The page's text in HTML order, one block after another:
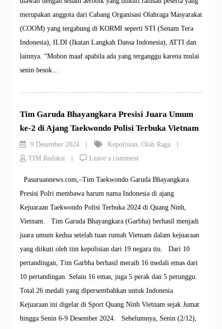
merupakan anggota dari Cabang Organisasi Olahraga Masyarakat
(COOM) yang tergabung di KORMI seperti STI (Senam Tera
Indonesia), ILDI (Ikatan Langkah Dansa Indonesia), ATTI dan
lainnya. “Mohon maaf apabila ada yang terganggu karena mulai
senin besok…
Tim Garuda Bhayangkara Presisi Juara Umum
ke-2 di Ajang Taekwondo Polisi Terbuka Vietnam
9 Desember 2024 Kepolisian, Olah Raga
TIM Redaksi
Leave a comment
Pasuruannews.com,–Tim Taekwondo Garuda Bhayangkara
Presisi Polri membawa harum nama Indonesia di ajang
Kejuaraan Taekwondo Polisi Terbuka 2024 di Quang Ninh,
Vietnam. Tim Garuda Bhayangkara (Garbha) berhasil menjadi
juara umum kedua setelah tuan rumah Vietnam dalam kejuaraan
yang diikuti oleh tim kepolisian dari 19 negara itu. Dari 10
pertandingan, Tim Garbha berhasil meraih 16 medali emas dari
10 pertandingan. Selain 16 emas, juga 5 perak dan 5 perunggu.
Total 26 medali yang dipersembahkan untuk Indonesia
Kejuaraan ini digelar di Sport Quang Ninh Vietnam sejak Jumat
hingga Senin 6-9 Desember 2024. Sebelumnya, Senin (2/12),